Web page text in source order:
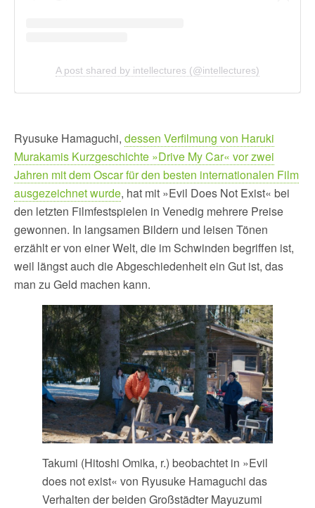
A post shared by intellectures (@intellectures)
Ryusuke Hamaguchi, dessen Verfilmung von Haruki
Murakamis Kurzgeschichte »Drive My Car« vor zwei
Jahren mit dem Oscar für den besten internationalen Film
ausgezeichnet wurde, hat mit »Evil Does Not Exist« bei
den letzten Filmfestspielen in Venedig mehrere Preise
gewonnen. In langsamen Bildern und leisen Tönen
erzählt er von einer Welt, die im Schwinden begriffen ist,
weil längst auch die Abgeschiedenheit ein Gut ist, das
man zu Geld machen kann.
Takumi (Hitoshi Omika, r.) beobachtet in »Evil
does not exist« von Ryusuke Hamaguchi das
Verhalten der beiden Großstädter Mayuzumi